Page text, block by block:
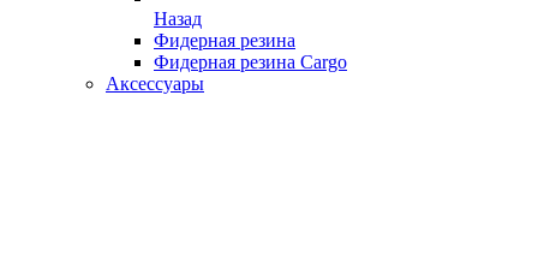
Назад
Фидерная резина
Фидерная резина Cargo
Аксессуары